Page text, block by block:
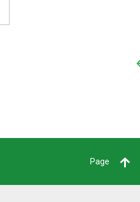
Page